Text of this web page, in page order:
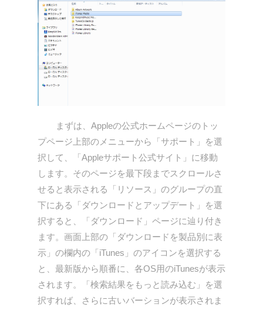
まずは、Appleの公式ホームページのトッ
プページ上部のメニューから「サポート」を選
択して、「Appleサポート公式サイト」に移動
します。そのページを最下段までスクロールさ
せると表示される「リソース」のグループの直
下にある「ダウンロードとアップデート」を選
択すると、「ダウンロード」ページに辿り付き
ます。画面上部の「ダウンロードを製品別に表
示」の欄内の「iTunes」のアイコンを選択する
と、最新版から順番に、各OS用のiTunesが表示
されます。「検索結果をもっと読み込む」を選
択すれば、さらに古いバーションが表示されま